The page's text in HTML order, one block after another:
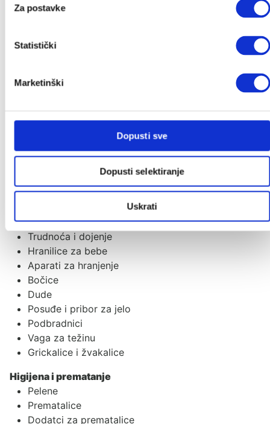
Za postavke
Statistički
Marketinški
Dopusti sve
Dopusti selektiranje
Uskrati
Košare za novorođenče
Torbe za kolica
Kolica za blizance
Odjeća i obuća
Moda za mame i djecu
Grudnjaci i steznici
Trudnoća i dojenje
Hranilice za bebe
Aparati za hranjenje
Bočice
Dude
Posuđe i pribor za jelo
Podbradnici
Vaga za težinu
Grickalice i žvakalice
Higijena i prematanje
Pelene
Prematalice
Dodatci za prematalice